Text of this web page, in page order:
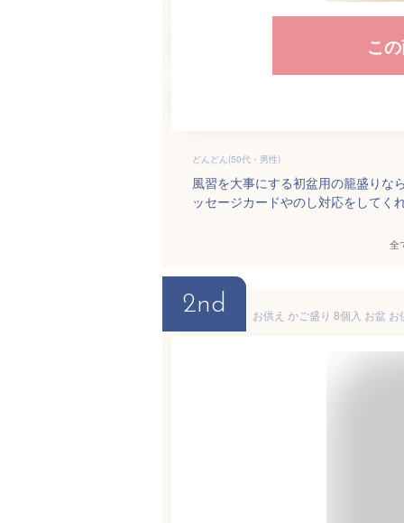
こ
どんどん(50代・男性)
風習を大事にする初盆用の籠盛りな
ッセージカードやのし対応をしてく
全
2nd